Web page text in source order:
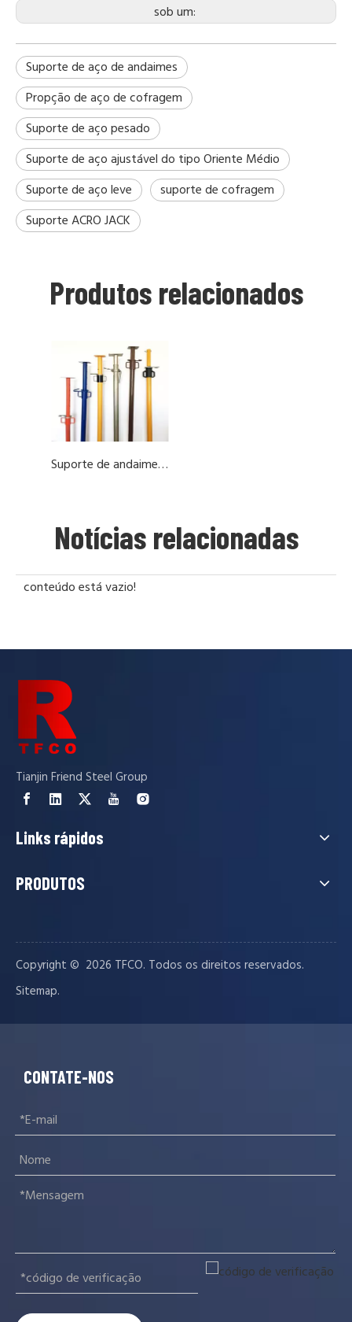
sob um:
Suporte de aço de andaimes
Propção de aço de cofragem
Suporte de aço pesado
Suporte de aço ajustável do tipo Oriente Médio
Suporte de aço leve
suporte de cofragem
Suporte ACRO JACK
Produtos relacionados
Suporte de andaimes leves andaimes de fórmuos de suporte de aço ajustável
Notícias relacionadas
conteúdo está vazio!
Tianjin Friend Steel Group
Links rápidos
PRODUTOS
Copyright © ️ 2026 TFCO. Todos os direitos reservados.
Sitemap.
CONTATE-NOS